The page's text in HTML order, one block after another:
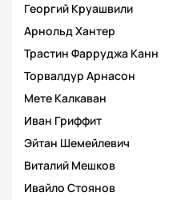
Георгий Круашвили
Арнольд Хантер
Трастин Фарруджа Канн
Торвалдур Арнасон
Мете Калкаван
Иван Гриффит
Эйтан Шемейлевич
Виталий Мешков
Ивайло Стоянов